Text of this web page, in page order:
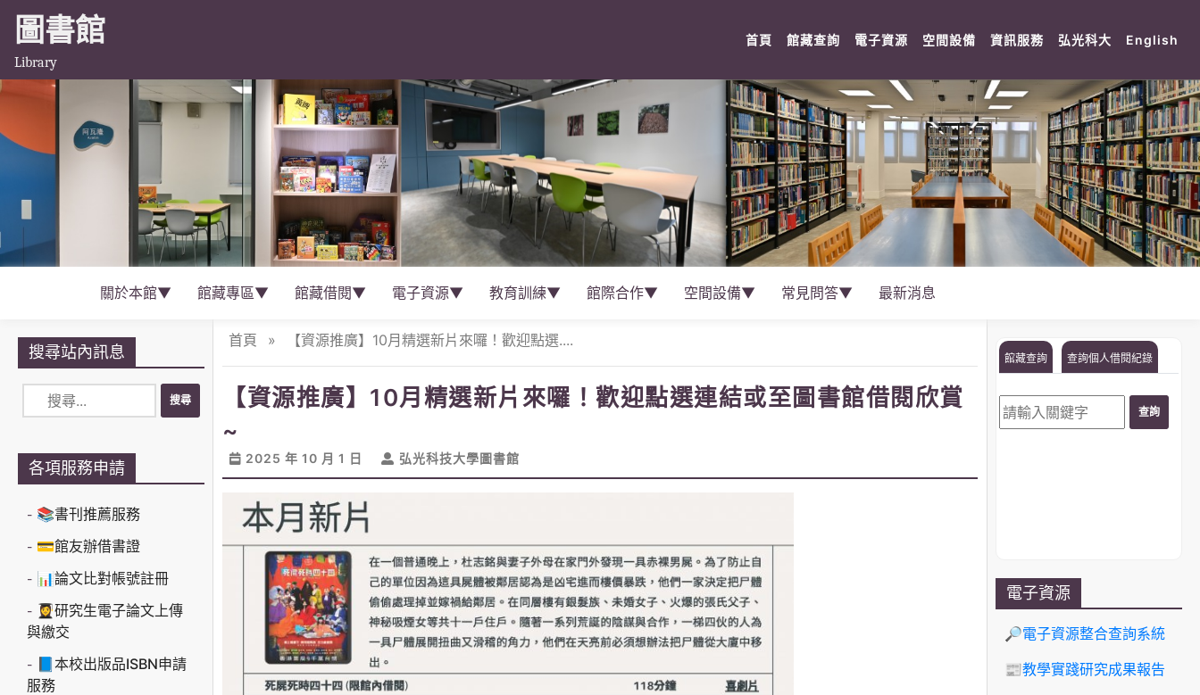
圖書館
Library
首頁 (current)
館藏查詢 (current)
電子資源 (current)
空間設備 (current)
資訊服務 (current)
弘光科大 (current)
English
關於本館▼ 館藏專區▼ 館藏借閱▼ 電子資源▼ 教育訓練▼ 館際合作▼ 空間設備▼ 常見問答▼ 最新消息
搜尋站內訊息
各項服務申請
📚書刊推薦服務
💳館友辦借書證
📊論文比對帳號註冊
👩‍🎓研究生電子論文上傳
與繳交
📘本校出版品ISBN申請
服務
首頁 » 【資源推廣】10月精選新片來囉！歡迎點選....
【資源推廣】10月精選新片來囉！歡迎點選連結或至圖書館借閱欣賞
~
2025 年 10 月 1 日 弘光科技大學圖書館
館藏查詢 查詢個人借閱紀錄
電子資源
🔎電子資源整合查詢系統
📰教學實踐研究成果報告